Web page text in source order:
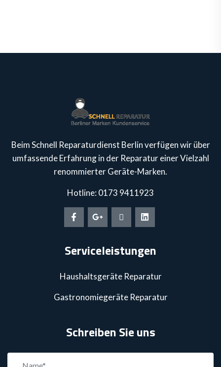
Beim Schnell Reparaturdienst Berlin verfügen wir über
umfassende Erfahrung in der Reparatur einer Vielzahl
renommierter Geräte-Marken.
Hotline: 0173 9411923
Serviceleistungen
Haushaltsgeräte Reparatur
Gastronomiegeräte Reparatur
Schreiben Sie uns